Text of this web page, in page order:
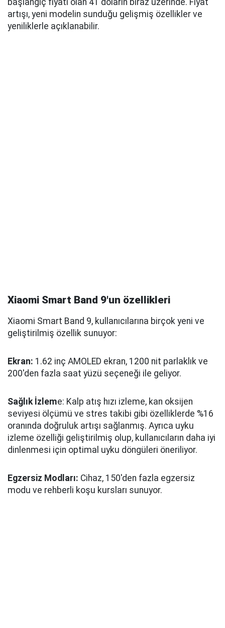
başlangıç fiyatı olan 41 doların biraz üzerinde. Fiyat
artışı, yeni modelin sunduğu gelişmiş özellikler ve
yeniliklerle açıklanabilir.
Xiaomi Smart Band 9'un özellikleri
Xiaomi Smart Band 9, kullanıcılarına birçok yeni ve
geliştirilmiş özellik sunuyor:
Ekran: 1.62 inç AMOLED ekran, 1200 nit parlaklık ve
200'den fazla saat yüzü seçeneği ile geliyor.
Sağlık İzleme: Kalp atış hızı izleme, kan oksijen
seviyesi ölçümü ve stres takibi gibi özelliklerde %16
oranında doğruluk artışı sağlanmış. Ayrıca uyku
izleme özelliği geliştirilmiş olup, kullanıcıların daha iyi
dinlenmesi için optimal uyku döngüleri öneriliyor.
Egzersiz Modları: Cihaz, 150'den fazla egzersiz
modu ve rehberli koşu kursları sunuyor.